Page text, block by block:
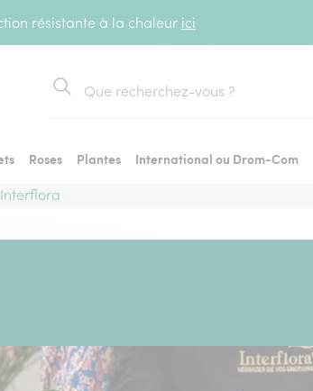
résistante à la chaleur ici
Rechercher
Roses Plantes
International ou Drom-Com